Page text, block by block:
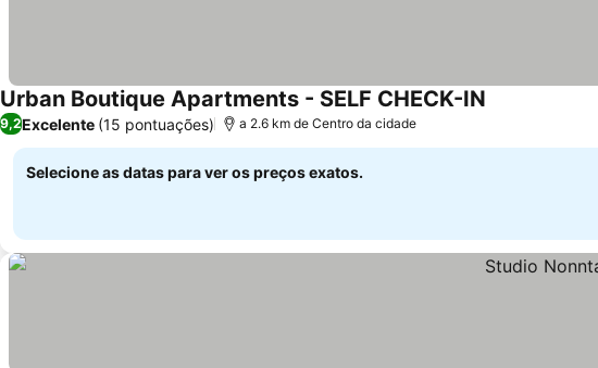
Urban Boutique Apartments - SELF CHECK-IN
9,2Excelente (15 pontuações) a 2.6 km de Centro da cidade
Selecione as datas para ver os preços exatos.